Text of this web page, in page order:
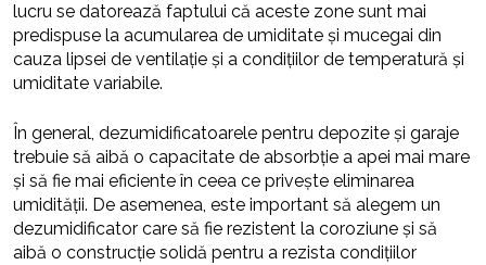
lucru se datorează faptului că aceste zone sunt mai
predispuse la acumularea de umiditate și mucegai din
cauza lipsei de ventilație și a condițiilor de temperatură și
umiditate variabile.
În general, dezumidificatoarele pentru depozite și garaje
trebuie să aibă o capacitate de absorbție a apei mai mare
și să fie mai eficiente în ceea ce privește eliminarea
umidității. De asemenea, este important să alegem un
dezumidificator care să fie rezistent la coroziune și să
aibă o construcție solidă pentru a rezista condițiilor